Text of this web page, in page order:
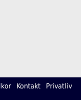
Kontakt Privatliv